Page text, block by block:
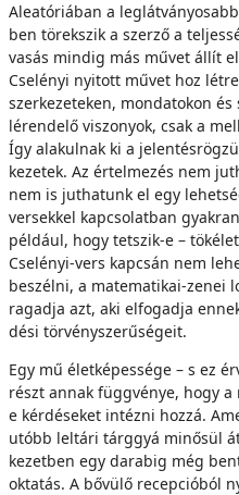
Aleatóriában a
ben tö­rek­szik a szer­ző a
va­sás min­dig más mű­vet ál­lít
Cselényi nyi­tott mű­vet hoz
szer­ke­ze­te­ken, mon­da­to­kon
lé­ren­de­lő vi­szo­nyok, csak a
Így ala­kul­nak ki a
ke­ze­tek. Az ér­tel­me­zés nem
nem is jut­ha­tunk el egy
ver­sek­kel kap­cso­lat­ban
pél­dá­ul, hogy tet­szik-e –
Cselényi-vers kap­csán nem
be­szél­ni, a ma­te­ma­ti­kai-ze­nei
ra­gad­ja azt, aki el­fo­gad­ja
dé­si tör­vény­sze­rű­sé­ge­it.
Egy mű élet­ké­pes­sé­ge – s ez
részt an­nak függvénye, hogy
e kér­dé­se­ket in­téz­ni hoz­zá.
utóbb lel­tá­ri tárg­­gyá mi­nő­sül
ke­zet­ben egy da­ra­big még
ok­ta­tás. A bő­vü­lő re­cep­ci­ó­ból